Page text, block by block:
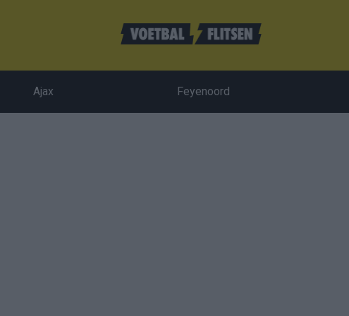
Ajax Feyenoord